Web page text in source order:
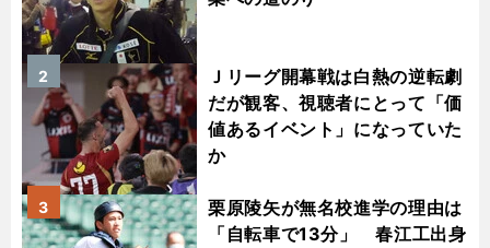
Ｊリーグ開幕戦は白熱の逆転劇
だが観客、視聴者にとって「価
値あるイベント」になっていた
か
2
栗原陵矢が無名校進学の理由は
「自転車で13分」 春江工出身
3